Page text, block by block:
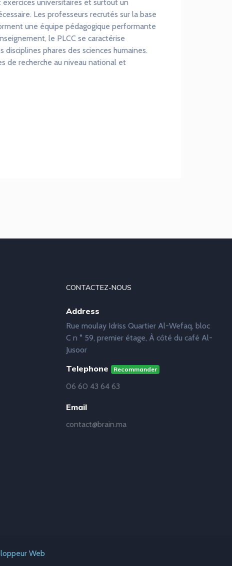
universitaires et surtout un
Les professeurs recrutés sur la base
une équipe pédagogique performante
le PLCC se caractérise
phares des sciences humaines.
de recherche au niveau national et
CONTACTEZ-NOUS
Address
Rue moulay Idriss Quartier Al-Wefaq, bloc
C n ° 59, premier étage, À côté du café Al-
Jusoor
Telephone Recommander
06 60 43 64 63
Email
contact@brain.ma
Web